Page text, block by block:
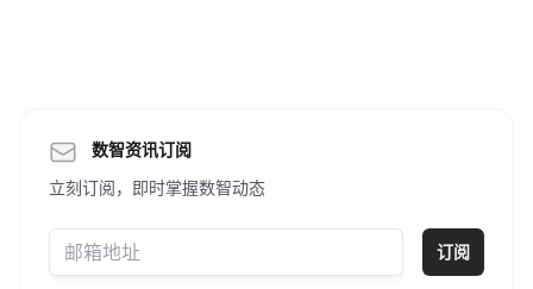
数智资讯订阅
立刻订阅，即时掌握数智动态
订阅